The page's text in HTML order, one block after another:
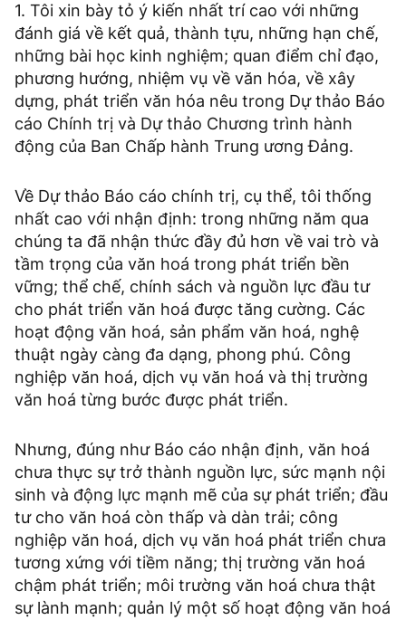
1. Tôi xin bày tỏ ý kiến nhất trí cao với những
đánh giá về kết quả, thành tựu, những hạn chế,
những bài học kinh nghiệm; quan điểm chỉ đạo,
phương hướng, nhiệm vụ về văn hóa, về xây
dựng, phát triển văn hóa nêu trong Dự thảo Báo
cáo Chính trị và Dự thảo Chương trình hành
động của Ban Chấp hành Trung ương Đảng.
Về Dự thảo Báo cáo chính trị, cụ thể, tôi thống
nhất cao với nhận định: trong những năm qua
chúng ta đã nhận thức đầy đủ hơn về vai trò và
tầm trọng của văn hoá trong phát triển bền
vững; thể chế, chính sách và nguồn lực đầu tư
cho phát triển văn hoá được tăng cường. Các
hoạt động văn hoá, sản phẩm văn hoá, nghệ
thuật ngày càng đa dạng, phong phú. Công
nghiệp văn hoá, dịch vụ văn hoá và thị trường
văn hoá từng bước được phát triển.
Nhưng, đúng như Báo cáo nhận định, văn hoá
chưa thực sự trở thành nguồn lực, sức mạnh nội
sinh và động lực mạnh mẽ của sự phát triển; đầu
tư cho văn hoá còn thấp và dàn trải; công
nghiệp văn hoá, dịch vụ văn hoá phát triển chưa
tương xứng với tiềm năng; thị trường văn hoá
chậm phát triển; môi trường văn hoá chưa thật
sự lành mạnh; quản lý một số hoạt động văn hoá